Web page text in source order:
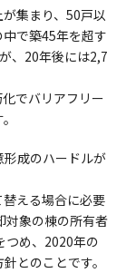
集まり、50戸以
で築45年を超す
、20年後には2,7
でバリアフリー
形成のハードルが
える場合に必要
対象の棟の所有者
つめ、2020年の
とのことです。